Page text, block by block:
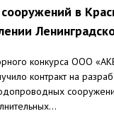
в
конкурса ООО
контракт на